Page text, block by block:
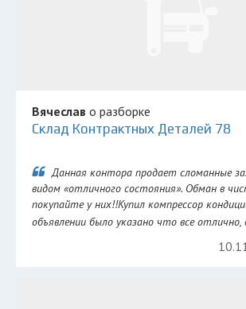
Вячеслав о разборке
Склад Контрактных Деталей 78
Данная контора продает сломанные
видом «отличного состояния». Обман в
покупайте у них!!Купил компрессор
объявлении было указано что все отлично,